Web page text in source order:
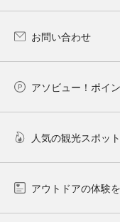
お問い合わせ
アソビュー！ポイ
人気の観光スポッ
アウトドアの体験